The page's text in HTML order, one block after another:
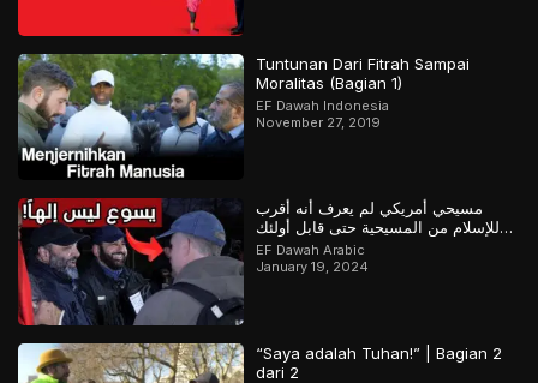
Tuntunan Dari Fitrah Sampai
Moralitas (Bagian 1)
EF Dawah Indonesia
November 27, 2019
مسيحي أمريكي لم يعرف أنه أقرب
للإسلام من المسيحية حتى قابل أولئك
المسلمين
EF Dawah Arabic
January 19, 2024
“Saya adalah Tuhan!” | Bagian 2
dari 2